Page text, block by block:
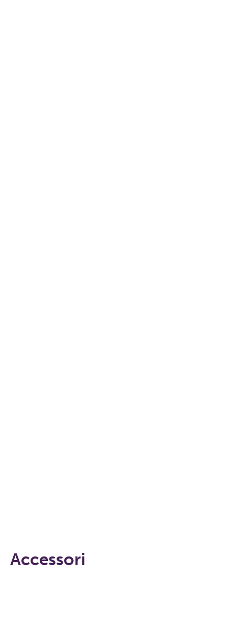
Accessori